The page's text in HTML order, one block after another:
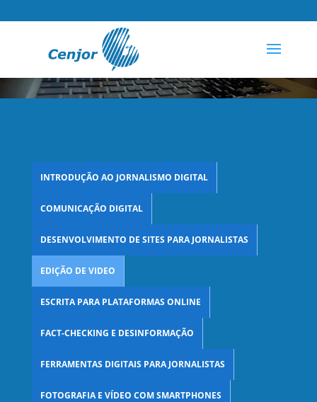
INTRODUÇÃO AO JORNALISMO DIGITAL
COMUNICAÇÃO DIGITAL
DESENVOLVIMENTO DE SITES PARA JORNALISTAS
EDIÇÃO DE VIDEO
ESCRITA PARA PLATAFORMAS ONLINE
FACT-CHECKING E DESINFORMAÇÃO
FERRAMENTAS DIGITAIS PARA JORNALISTAS
FOTOGRAFIA E VÍDEO COM SMARTPHONES